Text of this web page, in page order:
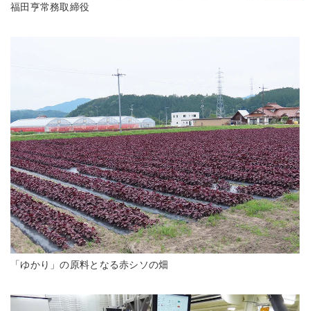
福田亨常務取締役
「ゆかり」の原料となる赤シソの畑